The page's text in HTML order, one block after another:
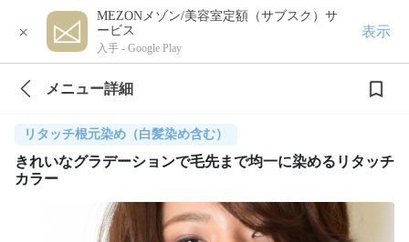
×
MEZONメゾン/美容室定額（サブスク）サ
ービス
入手 - Google Play
表示
メニュー詳細
リタッチ根元染め（白髪染め含む）
きれいなグラデーションで毛先まで均一に染めるリタッチ
カラー